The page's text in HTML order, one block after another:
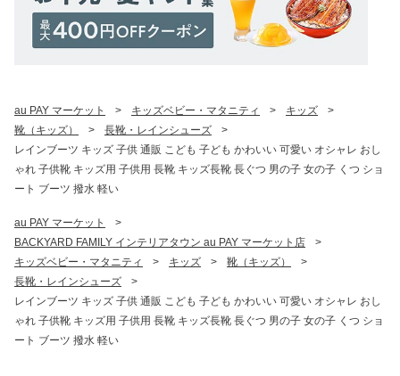
au PAY マーケット > キッズベビー・マタニティ > キッズ
>
靴（キッズ）
> 長靴・レインシューズ
>
レインブーツ キッズ 子供 通販 こども 子ども かわいい 可愛い オシャレ おし
ゃれ 子供靴 キッズ用 子供用 長靴 キッズ長靴 長ぐつ 男の子 女の子 くつ ショ
ート ブーツ 撥水 軽い
au PAY マーケット
>
BACKYARD FAMILY インテリアタウン au PAY マーケット店
>
キッズベビー・マタニティ
> キッズ > 靴（キッズ）
>
長靴・レインシューズ
>
レインブーツ キッズ 子供 通販 こども 子ども かわいい 可愛い オシャレ おし
ゃれ 子供靴 キッズ用 子供用 長靴 キッズ長靴 長ぐつ 男の子 女の子 くつ ショ
ート ブーツ 撥水 軽い